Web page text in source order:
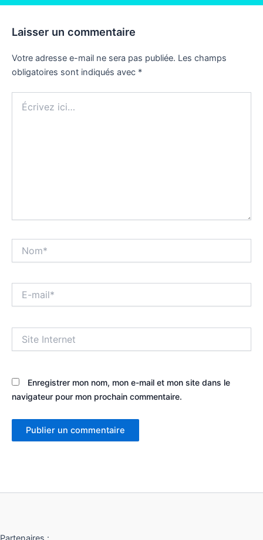
Laisser un commentaire
Votre adresse e-mail ne sera pas publiée. Les champs
obligatoires sont indiqués avec *
ici…
mail*
Internet
Enregistrer mon nom, mon e-mail et mon site dans le
navigateur pour mon prochain commentaire.